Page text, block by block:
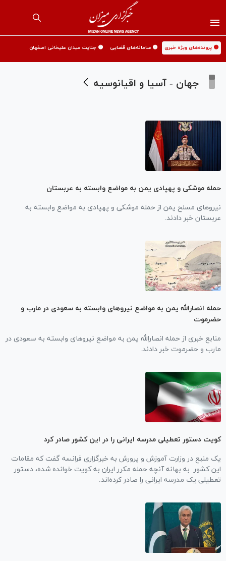
🟡 پرونده‌های ویژه خبری 🟡 سامانه‌های قضایی 🟡 جنایت میدان علیخانی اصفهان
جهان - آسیا و اقیانوسیه
حمله موشکی و پهپادی یمن به مواضع وابسته به عربستان
نیرو‌های مسلح یمن از حمله موشکی و پهپادی به مواضع وابسته به
عربستان خبر دادند.
حمله انصارالله یمن به مواضع نیرو‌های وابسته به سعودی در مارب و
حضرموت
منابع خبری از حمله انصارالله یمن به مواضع نیرو‌های وابسته به سعودی در
مارب و حضرموت خبر دادند.
کویت دستور تعطیلی مدرسه ایرانی را در این کشور صادر کرد
یک منبع در وزارت آموزش و پرورش به خبرگزاری فرانسه گفت که مقامات
این کشور به بهانه آنچه حمله مکرر ایران به کویت خوانده شده، دستور
تعطیلی یک مدرسه ایرانی را صادر کرده‌اند.